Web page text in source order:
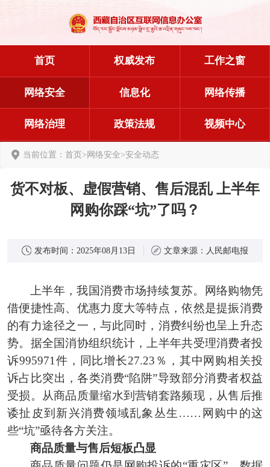
首页 权威发布 工作之窗
网络安全 信息化 网络传播
网络治理 政策法规 视频中心
当前位置： 首页>网络安全>安全动态
货不对板、虚假营销、售后混乱 上半年
网购你踩“坑”了吗？
发布时间： 2025年08月13日 文章来源： 人民邮电报
上半年，我国消费市场持续复苏。网络购物凭
借便捷性高、优惠力度大等特点，依然是提振消费
的有力途径之一，与此同时，消费纠纷也呈上升态
势。据全国消协组织统计，上半年共受理消费者投
诉995971件，同比增长27.23％，其中网购相关投
诉占比突出，各类消费“陷阱”导致部分消费者权益
受损。从商品质量缩水到营销套路频现，从售后推
诿扯皮到新兴消费领域乱象丛生……网购中的这
些“坑”亟待各方关注。
商品质量与售后短板凸显